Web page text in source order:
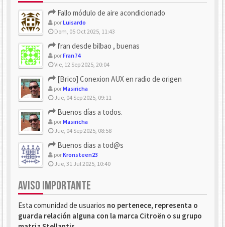
Fallo módulo de aire acondicionado
porLuisardo
Dom, 05 Oct 2025, 11:43
fran desde bilbao , buenas
porFran74
Vie, 12 Sep 2025, 20:04
[Brico] Conexion AUX en radio de origen
porMasiricha
Jue, 04 Sep 2025, 09:11
Buenos días a todos.
porMasiricha
Jue, 04 Sep 2025, 08:58
Buenos dias a tod@s
porKronsteen23
Jue, 31 Jul 2025, 10:40
AVISO IMPORTANTE
Esta comunidad de usuarios no pertenece, representa o
guarda relación alguna con la marca Citroën o su grupo